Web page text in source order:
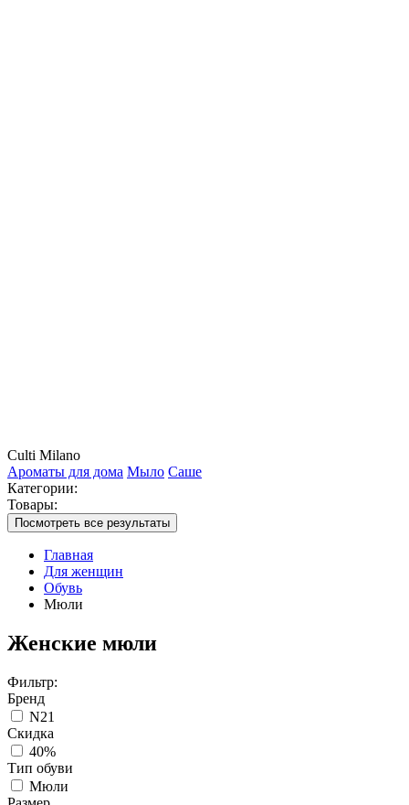
Culti Milano
Ароматы для дома Мыло Саше
Категории:
Товары:
Посмотреть все результаты
Главная
Для женщин
Обувь
Мюли
Женские мюли
Фильтр:
Бренд
N21
Скидка
40%
Тип обуви
Мюли